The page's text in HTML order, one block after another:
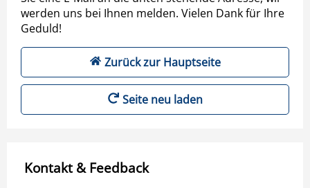
werden uns bei Ihnen melden. Vielen Dank für Ihre
Geduld!
Zurück zur Hauptseite
Seite neu laden
Kontakt & Feedback